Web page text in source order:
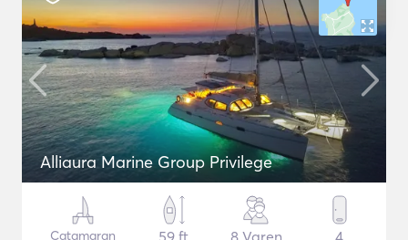
Alliaura Marine Group Privilege
Catamaran
59 ft
8 Varen 4